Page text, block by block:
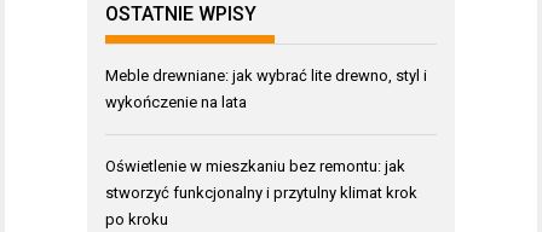
OSTATNIE WPISY
Meble drewniane: jak wybrać lite drewno, styl i
wykończenie na lata
Oświetlenie w mieszkaniu bez remontu: jak
stworzyć funkcjonalny i przytulny klimat krok
po kroku